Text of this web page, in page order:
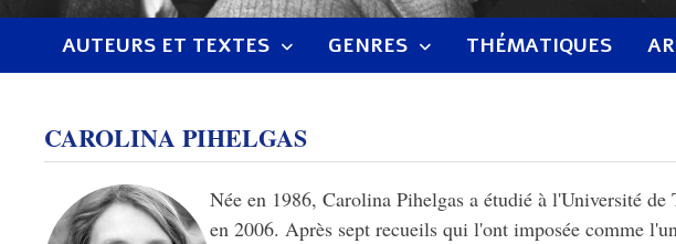
AUTEURS ET TEXTES GENRES THÉMATIQUES
CAROLINA PIHELGAS
Née en 1986, Carolina Pihelgas a étudié à l'Université
en 2006. Après sept recueils qui l'ont imposée comme